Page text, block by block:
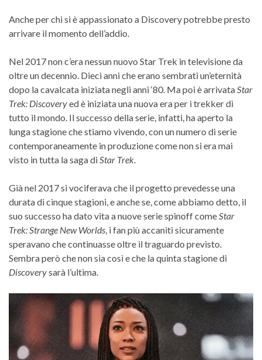
Anche per chi si è appassionato a Discovery potrebbe presto
arrivare il momento dell’addio.
Nel 2017 non c’era nessun nuovo Star Trek in televisione da
oltre un decennio. Dieci anni che erano sembrati un’eternità
dopo la cavalcata iniziata negli anni ‘80. Ma poi è arrivataStar
Trek: Discoveryed è iniziata una nuova era per i trekker di
tutto il mondo. Il successo della serie, infatti, ha aperto la
lunga stagione che stiamo vivendo, con un numero di serie
contemporaneamente in produzione come non si era mai
visto in tutta la saga diStar Trek.
Già nel 2017 si vociferava che il progetto prevedesse una
durata di cinque stagioni, e anche se, come abbiamo detto, il
suo successo ha dato vita a nuove serie spinoff comeStar
Trek: Strange New Worlds, i fan più accaniti sicuramente
speravano che continuasse oltre il traguardo previsto.
Sembra però che non sia così e che la quinta stagione di
Discoverysarà l’ultima.